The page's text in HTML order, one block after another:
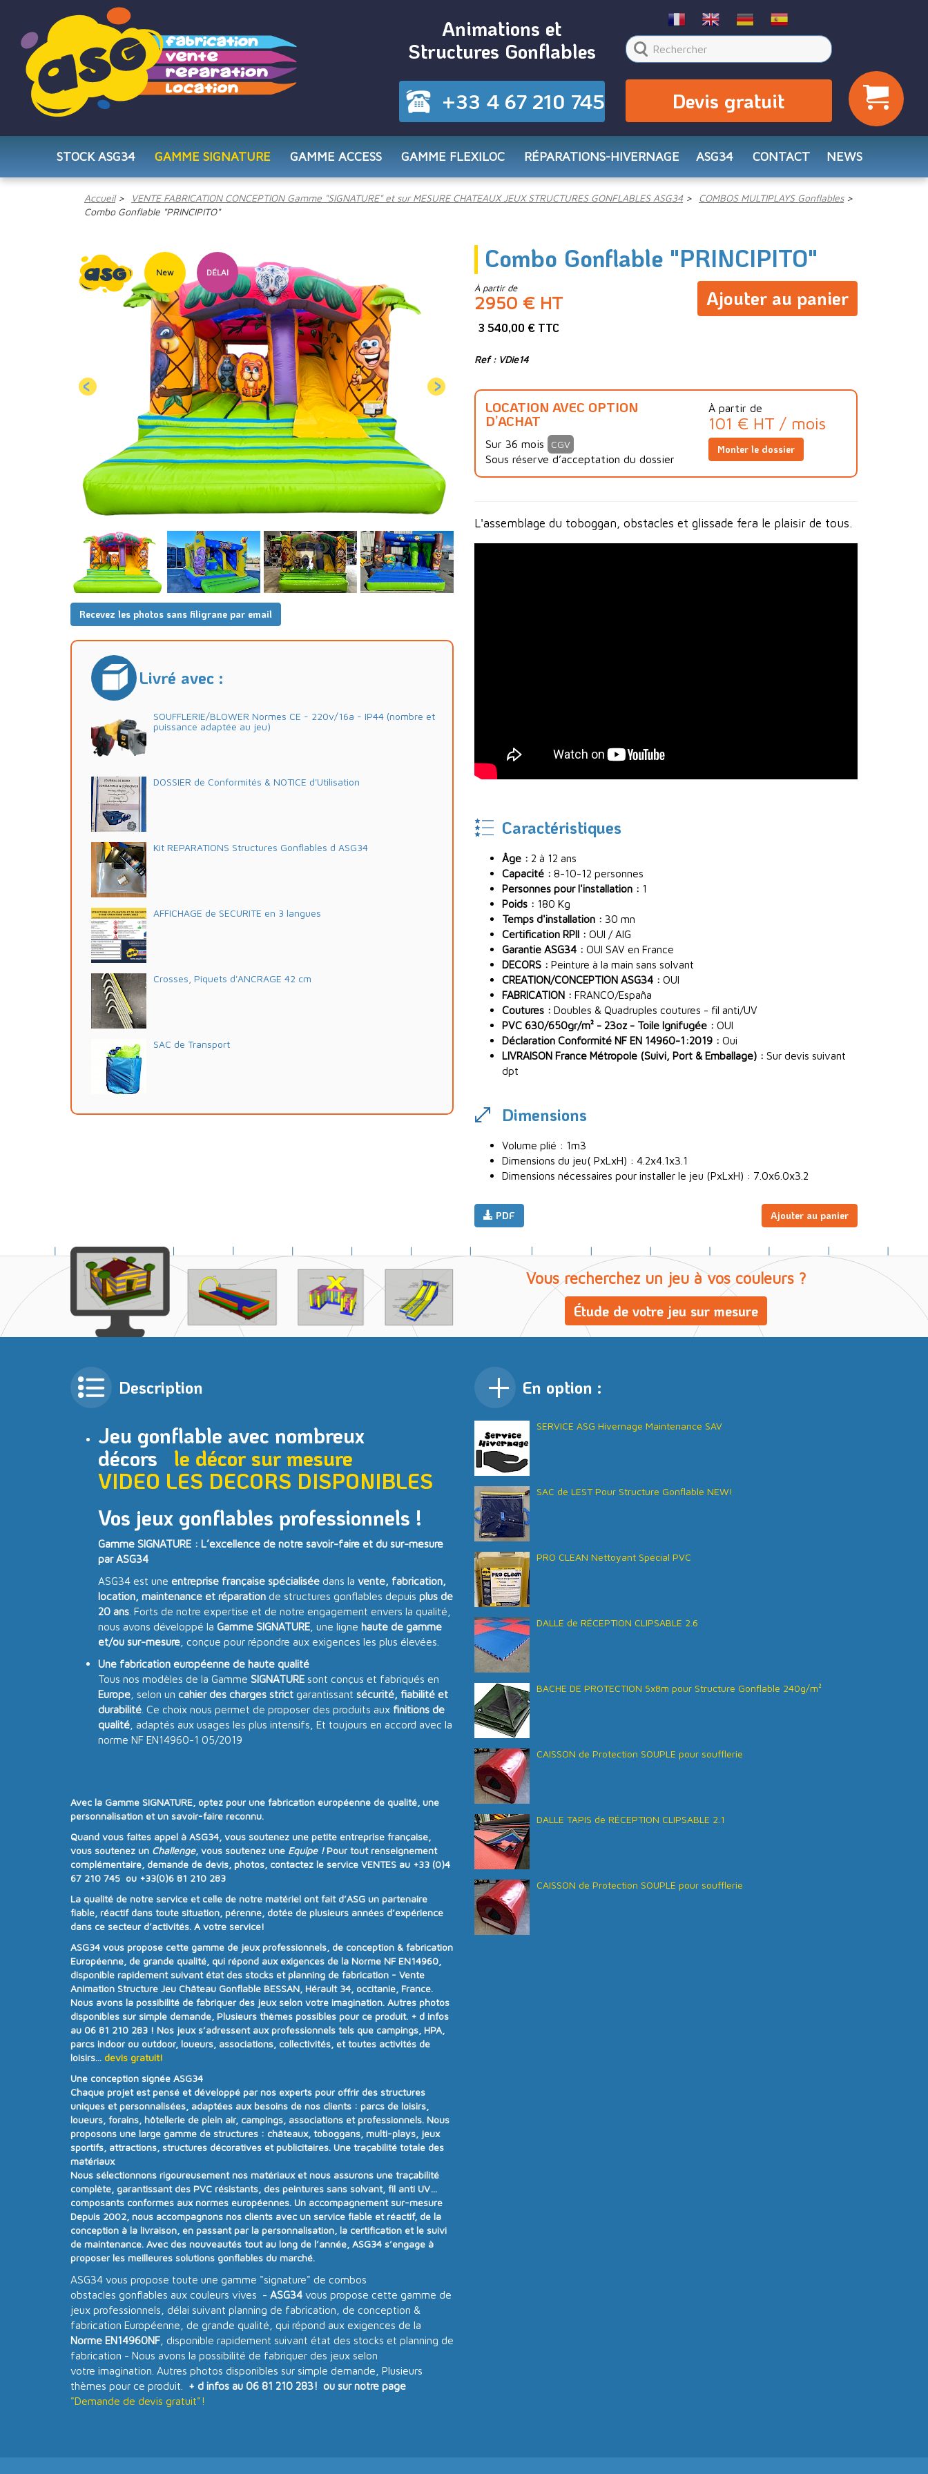
Animations et
Structures Gonflables
+33 4 67 210 745 Devis gratuit
STOCK ASG34 GAMME SIGNATURE GAMME ACCESS GAMME FLEXILOC RÉPARATIONS-HIVERNAGE ASG34 CONTACT NEWS
Accueil VENTE FABRICATION CONCEPTION Gamme "SIGNATURE" et sur MESURE CHATEAUX JEUX STRUCTURES GONFLABLES ASG34
COMBOS MULTIPLAYS Gonflables
Combo Gonflable "PRINCIPITO"
Recevez les photos sans filigrane par email
New DÉLAI
Livré avec :
SOUFFLERIE/BLOWER Normes CE - 220v/16a - IP44 (nombre et
puissance adaptée au jeu)
DOSSIER de Conformités & NOTICE d'Utilisation
Kit REPARATIONS Structures Gonflables d ASG34
AFFICHAGE de SECURITE en 3 langues
Crosses, Piquets d'ANCRAGE 42 cm
SAC de Transport
Combo Gonflable "PRINCIPITO"
À partir de
2950 € HT
3 540,00 € TTC
Ajouter au panier
Ref : VDie14
LOCATION AVEC OPTION
D’ACHAT
Sur 36 mois CGV
Sous réserve d’acceptation du dossier
À partir de
101 € HT / mois
Monter le dossier
L'assemblage du toboggan, obstacles et glissade fera le plaisir de tous.
Caractéristiques
Âge : 2 à 12 ans
Capacité : 8-10-12 personnes
Personnes pour l'installation : 1
Poids : 180 Kg
Temps d'installation : 30 mn
Certification RPII : OUI / AIG
Garantie ASG34 : OUI SAV en France
DECORS : Peinture à la main sans solvant
CREATION/CONCEPTION ASG34 : OUI
FABRICATION : FRANCO/España
Coutures : Doubles & Quadruples coutures - fil anti/UV
PVC 630/650gr/m² - 23oz - Toile Ignifugée : OUI
Déclaration Conformité NF EN 14960-1:2019 : Oui
LIVRAISON France Métropole (Suivi, Port & Emballage) : Sur devis suivant
dpt
Dimensions
Volume plié : 1m3
Dimensions du jeu( PxLxH) : 4.2x4.1x3.1
Dimensions nécessaires pour installer le jeu (PxLxH) : 7.0x6.0x3.2
Ajouter au panier
PDF
Vous recherchez un jeu à vos couleurs ?
Étude de votre jeu sur mesure
Description
Jeu gonflable avec nombreux
décors
le décor sur mesure
VIDEO LES DECORS DISPONIBLES
Vos jeux gonflables professionnels !
Gamme SIGNATURE : L’excellence de notre savoir-faire et du sur-mesure
par ASG34
ASG34 est une entreprise française spécialisée dans la vente, fabrication,
location, maintenance et réparation de structures gonflables depuis plus de
20 ans . Forts de notre expertise et de notre engagement envers la qualité,
nous avons développé la Gamme SIGNATURE , une ligne haute de gamme
et/ou sur-mesure , conçue pour répondre aux exigences les plus élevées.
Une fabrication européenne de haute qualité
Tous nos modèles de la Gamme SIGNATURE sont conçus et fabriqués en
Europe , selon un cahier des charges strict garantissant sécurité, fiabilité et
durabilité . Ce choix nous permet de proposer des produits aux finitions de
qualité , adaptés aux usages les plus intensifs, Et toujours en accord avec la
norme NF EN14960-1 05/2019
Avec la Gamme SIGNATURE, optez pour une fabrication européenne de qualité, une
personnalisation et un savoir-faire reconnu.
Quand vous faites appel à ASG34, vous soutenez une petite entreprise française,
vous soutenez un Challenge, vous soutenez une Equipe !Pour tout renseignement
complémentaire, demande de devis, photos, contactez le service VENTES au +33 (0)4
67 210 745 ou +33(0)6 81 210 283
La qualité de notre service et celle de notre matériel ont fait d’ASG un partenaire
fiable, réactif dans toute situation, pérenne, dotée de plusieurs années d’expérience
dans ce secteur d’activités. A votre service!
ASG34 vous propose cette gamme de jeux professionnels, de conception & fabrication
Européenne, de grande qualité, qui répond aux exigences de la Norme NF EN14960,
disponible rapidement suivant état des stocks et planning de fabrication - Vente
Animation Structure Jeu Château Gonflable BESSAN, Hérault 34, occitanie, France.
Nous avons la possibilité de fabriquer des jeux selon votre imagination. Autres photos
disponibles sur simple demande, Plusieurs thèmes possibles pour ce produit. + d infos
au 06 81 210 283 ! Nos jeux s’adressent aux professionnels tels que campings, HPA,
parcs indoor ou outdoor, loueurs, associations, collectivités, et toutes activités de
loisirs... devis gratuit!
Une conception signée ASG34
Chaque projet est pensé et développé par nos experts pour offrir des structures
uniques et personnalisées, adaptées aux besoins de nos clients : parcs de loisirs,
loueurs, forains, hôtellerie de plein air, campings, associations et professionnels. Nous
proposons une large gamme de structures : châteaux, toboggans, multi-plays, jeux
sportifs, attractions, structures décoratives et publicitaires. Une traçabilité totale des
matériaux
Nous sélectionnons rigoureusement nos matériaux et nous assurons une traçabilité
complète, garantissant des PVC résistants, des peintures sans solvant, fil anti UV…
composants conformes aux normes européennes. Un accompagnement sur-mesure
Depuis 2002, nous accompagnons nos clients avec un service fiable et réactif, de la
conception à la livraison, en passant par la personnalisation, la certification et le suivi
de maintenance. Avec des nouveautés tout au long de l’année, ASG34 s’engage à
proposer les meilleures solutions gonflables du marché.
ASG34 vous propose toute une gamme "signature" de combos
obstacles gonflables aux couleurs vives - ASG34 vous propose cette gamme de
jeux professionnels, délai suivant planning de fabrication, de conception &
fabrication Européenne, de grande qualité, qui répond aux exigences de la
Norme EN14960NF , disponible rapidement suivant état des stocks et planning de
fabrication - Nous avons la possibilité de fabriquer des jeux selon
votre imagination. Autres photos disponibles sur simple demande, Plusieurs
thèmes pour ce produit.
+ d infos au 06 81 210 283! ou sur notre page
"Demande de devis gratuit"!
En option :
SERVICE ASG Hivernage Maintenance SAV
SAC de LEST Pour Structure Gonflable NEW!
PRO CLEAN Nettoyant Spécial PVC
DALLE de RÉCEPTION CLIPSABLE 2.6
BACHE DE PROTECTION 5x8m pour Structure Gonflable 240g/m²
CAISSON de Protection SOUPLE pour soufflerie
DALLE TAPIS de RÉCEPTION CLIPSABLE 2.1
CAISSON de Protection SOUPLE pour soufflerie